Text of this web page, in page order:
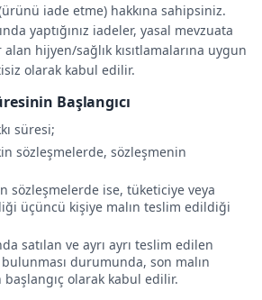
iade etme) hakkına sahipsiniz.
yaptığınız iadeler, yasal mevzuata
hijyen/sağlık kısıtlamalarına uygun
olarak kabul edilir.
Başlangıcı
süresi;
sözleşmelerde, sözleşmenin
sözleşmelerde ise, tüketiciye veya
üçüncü kişiye malın teslim edildiği
satılan ve ayrı ayrı teslim edilen
durumunda, son malın
olarak kabul edilir.